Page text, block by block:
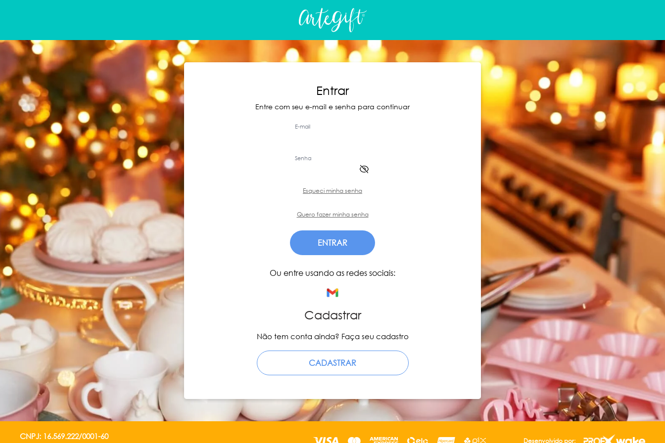
Entrar
Entre com seu e-mail e senha para continuar
E-mail
Senha
Esqueci minha senha
Quero fazer minha senha
ENTRAR
Ou entre usando as redes sociais:
Cadastrar
Não tem conta ainda? Faça seu cadastro
CADASTRAR
CNPJ: 16.569.222/0001-60
Desenvolvido por: